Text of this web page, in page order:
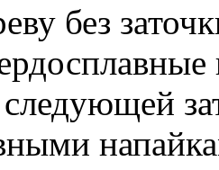
без